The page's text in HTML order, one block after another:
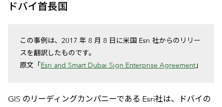
ドバイ首長国
この事例は、2017 年 8 月 8 日に米国 Esri 社からのリリー
スを翻訳したものです。
原文「Esri and Smart Dubai Sign Enterprise Agreement」
GIS のリーディングカンパニーである Esri社は、ドバイの